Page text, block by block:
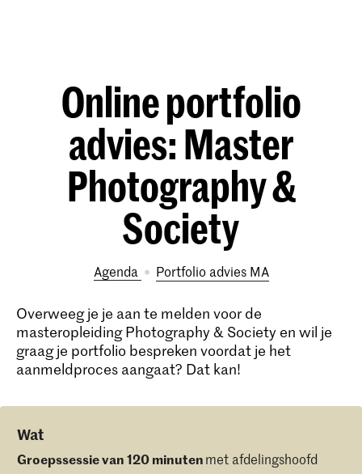
Online portfolio
advies: Master
Photography &
Society
Agenda portfolio advies MA
Overweeg je je aan te melden voor de
masteropleiding Photography & Society en wil je
graag je portfolio bespreken voordat je het
aanmeldproces aangaat? Dat kan!
Wat
Groepssessie van 120 minutenmet afdelingshoofd